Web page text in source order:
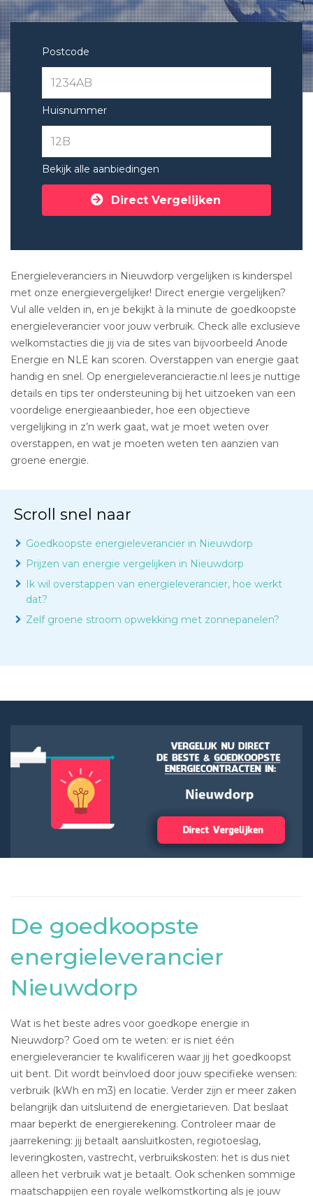
Postcode
Huisnummer
Bekijk alle aanbiedingen
Direct Vergelijken
Energieleveranciers in Nieuwdorp vergelijken is kinderspel
met onze energievergelijker! Direct energie vergelijken?
Vul alle velden in, en je bekijkt à la minute de goedkoopste
energieleverancier voor jouw verbruik. Check alle exclusieve
welkomstacties die jij via de sites van bijvoorbeeld Anode
Energie en NLE kan scoren. Overstappen van energie gaat
handig en snel. Op energieleverancieractie.nl lees je nuttige
details en tips ter ondersteuning bij het uitzoeken van een
voordelige energieaanbieder, hoe een objectieve
vergelijking in z’n werk gaat, wat je moet weten over
overstappen, en wat je moeten weten ten aanzien van
groene energie.
Scroll snel naar
Goedkoopste energieleverancier in Nieuwdorp
Prijzen van energie vergelijken in Nieuwdorp
Ik wil overstappen van energieleverancier, hoe werkt
dat?
Zelf groene stroom opwekking met zonnepanelen?
De goedkoopste
energieleverancier
Nieuwdorp
Wat is het beste adres voor goedkope energie in
Nieuwdorp? Goed om te weten: er is niet één
energieleverancier te kwalificeren waar jij het goedkoopst
uit bent. Dit wordt beïnvloed door jouw specifieke wensen:
verbruik (kWh en m3) en locatie. Verder zijn er meer zaken
belangrijk dan uitsluitend de energietarieven. Dat beslaat
maar beperkt de energierekening. Controleer maar de
jaarrekening: jij betaalt aansluitkosten, regiotoeslag,
leveringkosten, vastrecht, verbruikskosten: het is dus niet
alleen het verbruik wat je betaalt. Ook schenken sommige
maatschappijen een royale welkomstkorting als je jouw